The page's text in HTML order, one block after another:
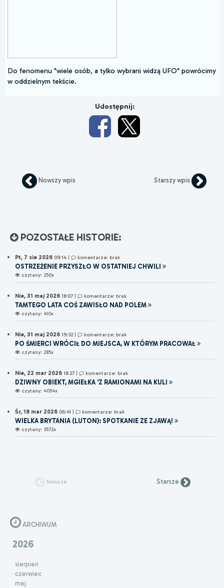
Do fenomenu "wiele osób, a tylko wybrani widzą UFO" powrócimy
w oddzielnym tekście.
Udostępnij:
Nowszy wpis Starszy wpis
POZOSTAŁE HISTORIE:
Pt, 7 sie 2026 09:14 komentarze: brak
OSTRZEŻENIE PRZYSZŁO W OSTATNIEJ CHWILI
czytany: 250x
Nie, 31 maj 2026 18:07 komentarze: brak
TAMTEGO LATA COŚ ZAWISŁO NAD POLEM
czytany: 410x
Nie, 31 maj 2026 19:32 | komentarze: brak
PO ŚMIERCI WRÓCIŁ DO MIEJSCA, W KTÓRYM PRACOWAŁ
czytany: 285x
Nie, 22 mar 2026 18:27 | komentarze: brak
DZIWNY OBIEKT, MGIEŁKA 'Z RAMIONAMI NA KULI
czytany: 4054x
Śr, 18 mar 2026 06:41 | komentarze: brak
WIELKA BRYTANIA (LUTON): SPOTKANIE ZE ZJAWĄ!
czytany: 3572x
Nowsze Starsze
ARCHIWUM
2026
sierpień
czerwiec
maj